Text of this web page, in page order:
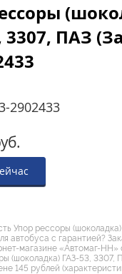
3307, ПАЗ
2902433
Упор рессоры
автобуса с гарантией?
магазине «Автомаг-НН»
(шоколадка) ГАЗ-53, 3307,
145 рублей